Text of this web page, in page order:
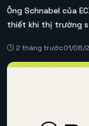
Ông Schnabel của
thiết khi thị trường
2 tháng trước01/06/